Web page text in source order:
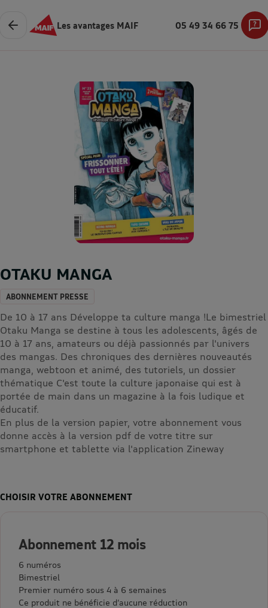
Les avantages MAIF 05 49 34 66 75
OTAKU MANGA
ABONNEMENT PRESSE
De 10 à 17 ans Développe ta culture manga !Le bimestriel
Otaku Manga se destine à tous les adolescents, âgés de
10 à 17 ans, amateurs ou déjà passionnés par l'univers
des mangas. Des chroniques des dernières nouveautés
manga, webtoon et animé, des tutoriels, un dossier
thématique C'est toute la culture japonaise qui est à
portée de main dans un magazine à la fois ludique et
éducatif.
En plus de la version papier, votre abonnement vous
donne accès à la version pdf de votre titre sur
smartphone et tablette via l'application Zineway
CHOISIR VOTRE ABONNEMENT
Abonnement 12 mois
6 numéros
Bimestriel
Premier numéro sous 4 à 6 semaines
Ce produit ne bénéficie d’aucune réduction